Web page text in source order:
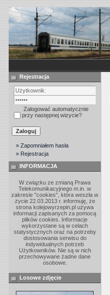
Rejestracja
Zalogować automatycznie
przy następnej wizycie?
» Zapomniałem hasła
» Rejestracja
INFORMACJA
W związku ze zmianą Prawa
Telekomunikacyjnego m.in. w
zakresie "cookies", która weszła w
życie 22.03.2013 r. informuję, że
strona kolejowyrzepin.pl używa
informacji zapisanych za pomocą
plików cookies. Informacje
wykorzystane są w celach
statystycznych oraz na potrzeby
dostosowania serwisu do
indywidualnych potrzeb
Użytkowników. Nie są w nich
przechowywane żadne dane
osobowe.
Losowe zdjęcie